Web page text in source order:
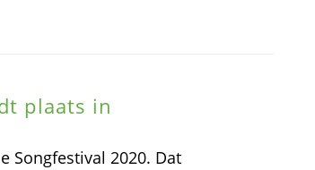
plaats in
Songfestival 2020. Dat